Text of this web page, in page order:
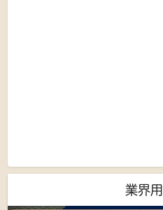
業界